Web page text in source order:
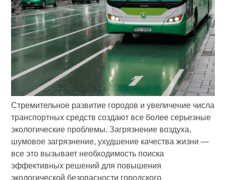
Стремительное развитие городов и увеличение числа
транспортных средств создают все более серьезные
экологические проблемы. Загрязнение воздуха,
шумовое загрязнение, ухудшение качества жизни —
все это вызывает необходимость поиска
эффективных решений для повышения
экологической безопасности городского